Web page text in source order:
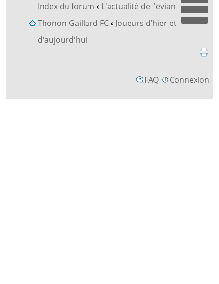
Index du forum ‹ L'actualité de l'evian
Thonon-Gaillard FC‹ Joueurs d'hier et
d'aujourd'hui
FAQ Connexion